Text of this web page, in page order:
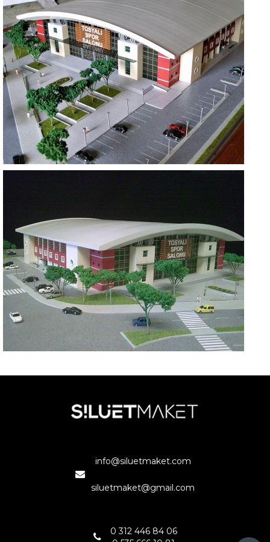
TOSYALI SPOR SALONU
ADANA
ADANA
ADANA
info@siluetmaket.com
siluetmaket@gmail.com
0 312 446 84 06